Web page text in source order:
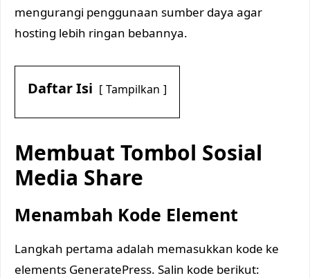
mengurangi penggunaan sumber daya agar
hosting lebih ringan bebannya.
Daftar Isi Tampilkan
Membuat Tombol Sosial
Media Share
Menambah Kode Element
Langkah pertama adalah memasukkan kode ke
elements GeneratePress. Salin kode berikut: